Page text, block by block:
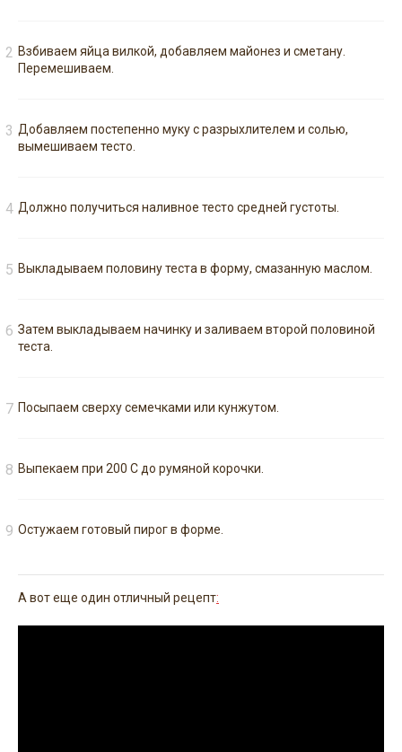
Взбиваем яйца вилкой, добавляем майонез и сметану.
Перемешиваем.
Добавляем постепенно муку с разрыхлителем и солью,
вымешиваем тесто.
Должно получиться наливное тесто средней густоты.
Выкладываем половину теста в форму, смазанную маслом.
Затем выкладываем начинку и заливаем второй половиной
теста.
Посыпаем сверху семечками или кунжутом.
Выпекаем при 200 С до румяной корочки.
Остужаем готовый пирог в форме.
А вот еще один отличный рецепт: